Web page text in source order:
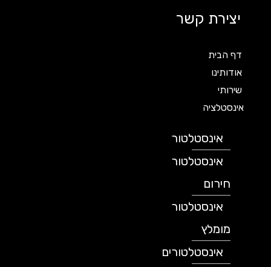
יצירת קשר
דף הבית
אודותינו
שירותי
אינסטלציה
אינסטלטור
אינסטלטור
חירום
אינסטלטור
מומלץ
אינסטלטורים